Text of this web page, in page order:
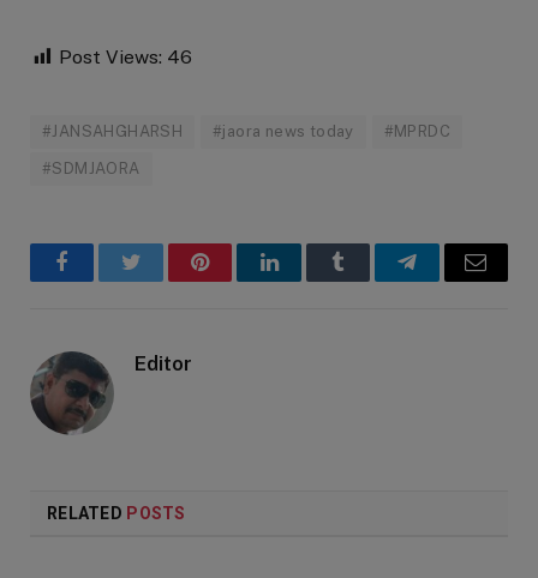
Post Views: 46
#JANSAHGHARSH #jaora news today #MPRDC
#SDMJAORA
FacebookTwitter PinterestLinkedInTumblr TelegramEmail
Editor
RELATED POSTS